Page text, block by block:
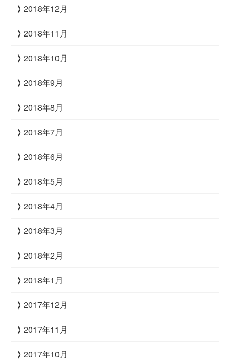
2018年12月
2018年11月
2018年10月
2018年9月
2018年8月
2018年7月
2018年6月
2018年5月
2018年4月
2018年3月
2018年2月
2018年1月
2017年12月
2017年11月
2017年10月